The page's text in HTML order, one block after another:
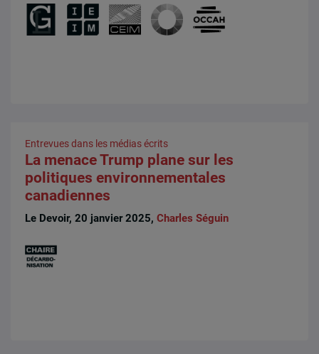
Entrevues dans les médias écrits
La menace Trump plane sur les
politiques environnementales
canadiennes
Le Devoir, 20 janvier 2025,Charles Séguin